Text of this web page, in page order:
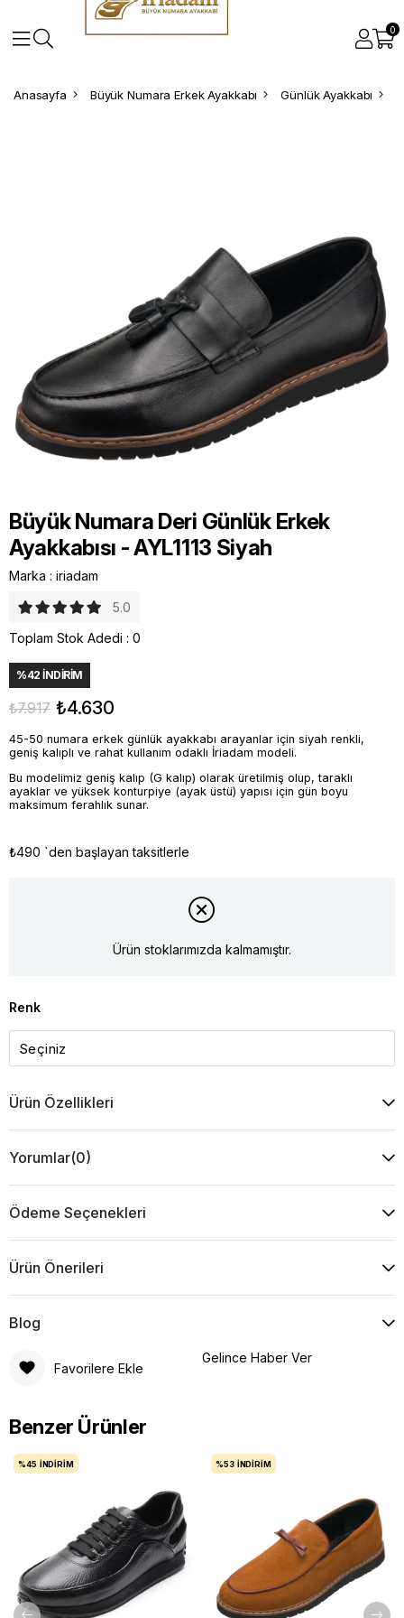
0
Anasayfa Büyük Numara Erkek Ayakkabı Günlük Ayakkabı
Büyük Numara Deri Günlük Erkek
Ayakkabısı - AYL1113 Siyah
Marka : iriadam
5.0
Toplam Stok Adedi : 0
%42 İNDIRIM
₺7.917 ₺4.630
45-50 numara erkek günlük ayakkabı arayanlar için siyah renkli,
geniş kalıplı ve rahat kullanım odaklı İriadam modeli.
Bu modelimiz geniş kalıp (G kalıp) olarak üretilmiş olup, taraklı
ayaklar ve yüksek konturpiye (ayak üstü) yapısı için gün boyu
maksimum ferahlık sunar.
₺490 `den başlayan taksitlerle
Ürün stoklarımızda kalmamıştır.
Renk
Ürün Özellikleri
Yorumlar(0)
Ödeme Seçenekleri
Ürün Önerileri
Blog
Favorilere Ekle
Gelince Haber Ver
Benzer Ürünler
%45 İNDIRIM %53 İNDIRIM